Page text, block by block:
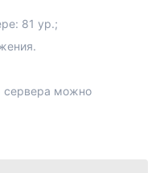
81 ур.;
сервера можно